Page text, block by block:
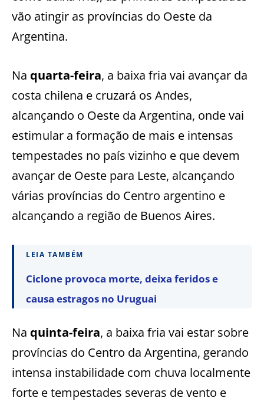
vão atingir as províncias do Oeste da
Argentina.
Na quarta-feira, a baixa fria vai avançar da
costa chilena e cruzará os Andes,
alcançando o Oeste da Argentina, onde vai
estimular a formação de mais e intensas
tempestades no país vizinho e que devem
avançar de Oeste para Leste, alcançando
várias províncias do Centro argentino e
alcançando a região de Buenos Aires.
LEIA TAMBÉM
Ciclone provoca morte, deixa feridos e
causa estragos no Uruguai
Na quinta-feira, a baixa fria vai estar sobre
províncias do Centro da Argentina, gerando
intensa instabilidade com chuva localmente
forte e tempestades severas de vento e